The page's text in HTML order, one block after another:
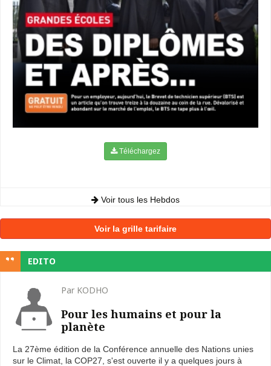
Téléchargez
Voir tous les Hebdos
Voir la grille tarifaire
EDITO
Par KODHO
Pour les humains et pour la
planète
La 27ème édition de la Conférence annuelle des Nations unies
sur le Climat, la COP27, s'est ouverte il y a quelques jours à